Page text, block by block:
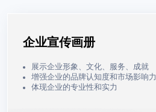
企业宣传画册
展示企业形象、文化、服务、成就
增强企业的品牌认知度和市场影响力
体现企业的专业性和实力